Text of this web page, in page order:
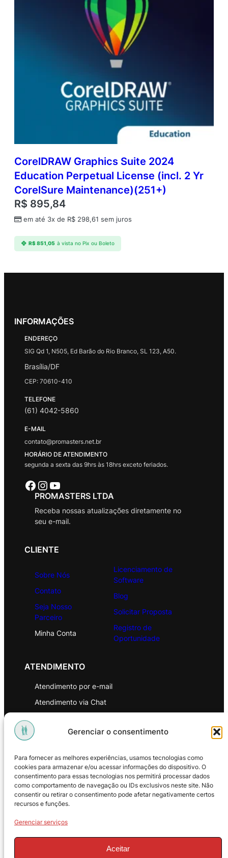
Gerenciar o consentimento
Para fornecer as melhores experiências, usamos tecnologias como
cookies para armazenar e/ou acessar informações do dispositivo. O
consentimento para essas tecnologias nos permitirá processar dados
como comportamento de navegação ou IDs exclusivos neste site. Não
consentir ou retirar o consentimento pode afetar negativamente certos
recursos e funções.
Gerenciar serviços
Aceitar
CorelDRAW Graphics Suite 2024
Education Perpetual License (incl. 2 Yr
CorelSure Maintenance)(251+)
R$ 895,84
em até 3x de R$ 298,61 sem juros
R$851,05 à vista no Pix ou Boleto
INFORMAÇÕES
ENDEREÇO
SIG Qd 1, N505, Ed Barão do Rio Branco, SL 123, A50.
Brasília/DF
CEP: 70610-410
TELEFONE
(61) 4042-5860
E-MAIL
contato@promasters.net.br
HORÁRIO DE ATENDIMENTO
segunda a sexta das 9hrs às 18hrs exceto feriados.
Facebook Instagram Youtube
PROMASTERS LTDA
Receba nossas atualizações diretamente no
seu e-mail.
CLIENTE
Sobre Nós
Contato
Seja Nosso
Parceiro
Minha Conta
Licenciamento de
Software
Blog
Solicitar Proposta
Registro de
Oportunidade
ATENDIMENTO
Atendimento por e-mail
Atendimento via Chat
Política de Privacidade
Política de Troca e Devoluções
Política de Reembolso